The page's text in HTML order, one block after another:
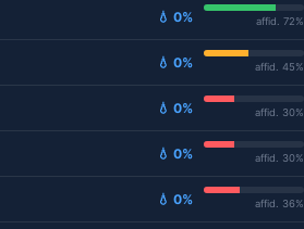
💧 0% affid. 72%
💧 0% affid. 45%
💧 0% affid. 30%
💧 0% affid. 30%
💧 0% affid. 36%